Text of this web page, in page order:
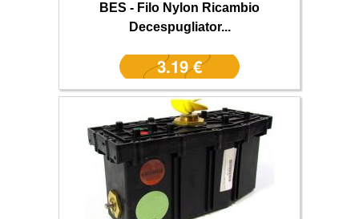
BES - Filo Nylon Ricambio
Decespugliator...
3.19 €